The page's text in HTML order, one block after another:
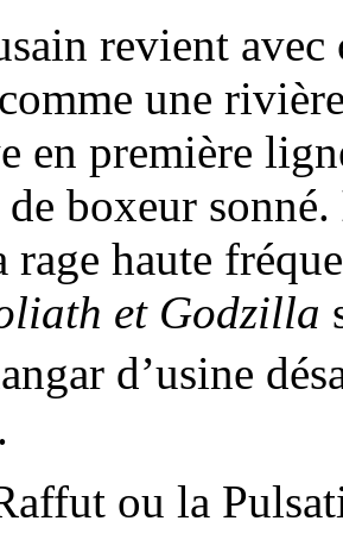
revient
une
en première
boxeur sonné.
rage haute
et Godzilla
d’usine
ou la